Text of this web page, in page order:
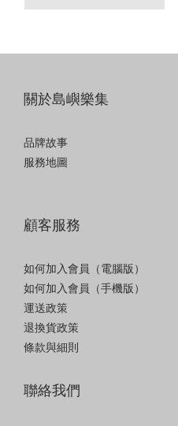
關於島嶼樂集
品牌故事
服務地圖
顧客服務
如何加入會員（電腦版）
如何加入會員（手機版）
運送政策
退換貨政策
條款與細則
聯絡我們